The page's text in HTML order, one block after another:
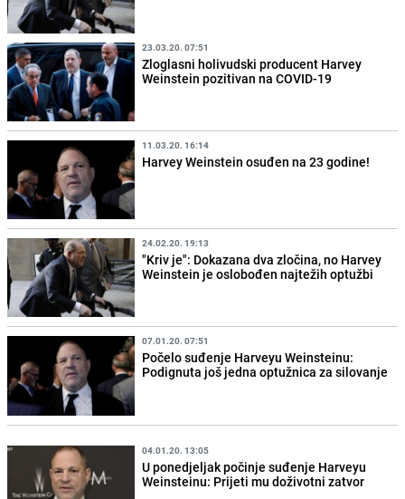
23.03.20. 07:51
Zloglasni holivudski producent Harvey
Weinstein pozitivan na COVID-19
11.03.20. 16:14
Harvey Weinstein osuđen na 23 godine!
24.02.20. 19:13
"Kriv je": Dokazana dva zločina, no Harvey
Weinstein je oslobođen najtežih optužbi
07.01.20. 07:51
Počelo suđenje Harveyu Weinsteinu:
Podignuta još jedna optužnica za silovanje
04.01.20. 13:05
U ponedjeljak počinje suđenje Harveyu
Weinsteinu: Prijeti mu doživotni zatvor